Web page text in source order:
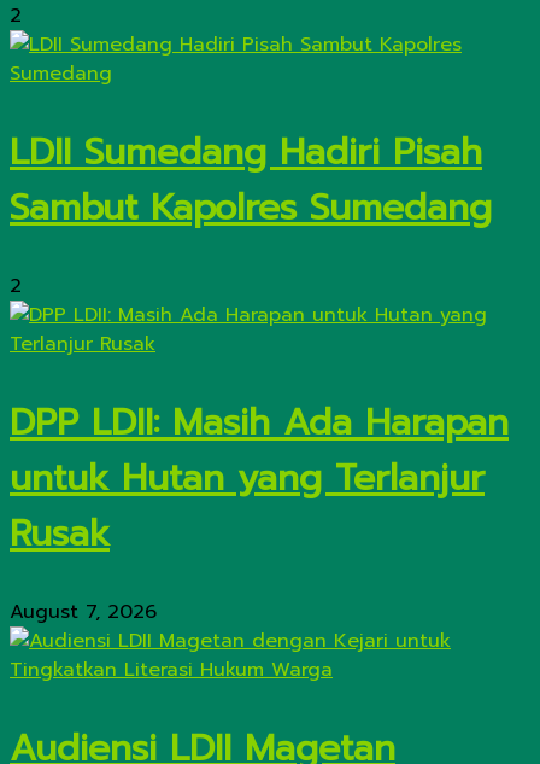
2
LDII Sumedang Hadiri Pisah
Sambut Kapolres Sumedang
2
DPP LDII: Masih Ada Harapan
untuk Hutan yang Terlanjur
Rusak
August 7, 2026
Audiensi LDII Magetan